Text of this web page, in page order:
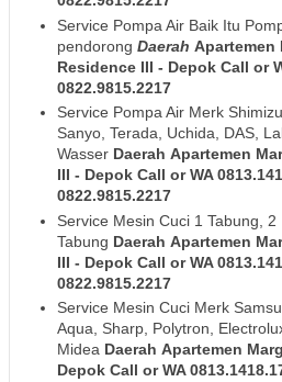
Service Pompa Air Baik Itu
pendorong Daerah Apartemen
Residence III - Depok Call or
0822.9815.2217
Service Pompa Air Merk
Sanyo, Terada, Uchida, DAS,
Wasser Daerah Apartemen
III - Depok Call or WA
0822.9815.2217
Service Mesin Cuci 1 Tabung, 2
Tabung Daerah Apartemen
III - Depok Call or WA
0822.9815.2217
Service Mesin Cuci Merk
Aqua, Sharp, Polytron,
Midea Daerah Apartemen
Depok Call or WA